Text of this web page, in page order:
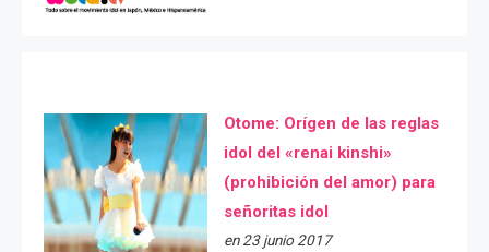
Otome: Orígen de las reglas
idol del «renai kinshi»
(prohibición del amor) para
señoritas idol
en 23 junio 2017